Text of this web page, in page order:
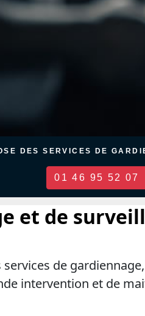
DES SERVICES DE
01 46 95 52 07
et de
de
intervention et de